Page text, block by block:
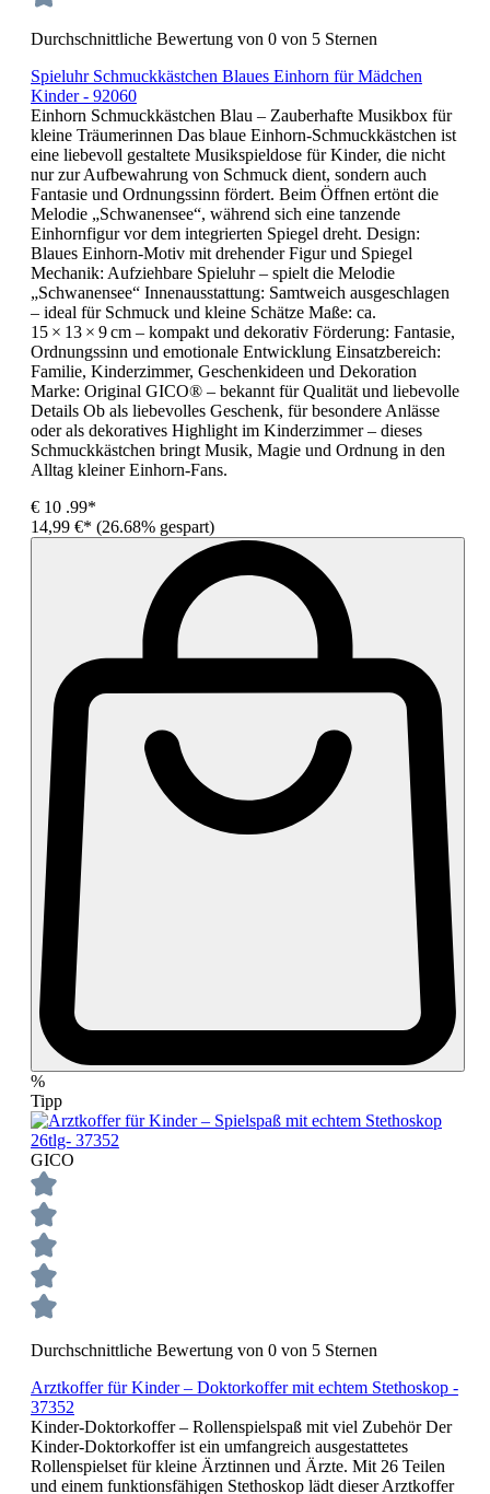
Durchschnittliche Bewertung von 0 von 5 Sternen
Spieluhr Schmuckkästchen Blaues Einhorn für Mädchen
Kinder - 92060
Einhorn Schmuckkästchen Blau – Zauberhafte Musikbox für
kleine Träumerinnen Das blaue Einhorn-Schmuckkästchen ist
eine liebevoll gestaltete Musikspieldose für Kinder, die nicht
nur zur Aufbewahrung von Schmuck dient, sondern auch
Fantasie und Ordnungssinn fördert. Beim Öffnen ertönt die
Melodie „Schwanensee“, während sich eine tanzende
Einhornfigur vor dem integrierten Spiegel dreht. Design:
Blaues Einhorn-Motiv mit drehender Figur und Spiegel
Mechanik: Aufziehbare Spieluhr – spielt die Melodie
„Schwanensee“ Innenausstattung: Samtweich ausgeschlagen
– ideal für Schmuck und kleine Schätze Maße: ca.
15 × 13 × 9 cm – kompakt und dekorativ Förderung: Fantasie,
Ordnungssinn und emotionale Entwicklung Einsatzbereich:
Familie, Kinderzimmer, Geschenkideen und Dekoration
Marke: Original GICO® – bekannt für Qualität und liebevolle
Details Ob als liebevolles Geschenk, für besondere Anlässe
oder als dekoratives Highlight im Kinderzimmer – dieses
Schmuckkästchen bringt Musik, Magie und Ordnung in den
Alltag kleiner Einhorn-Fans.
€ 10 .99*
14,99 €* (26.68% gespart)
%
Tipp
GICO
Durchschnittliche Bewertung von 0 von 5 Sternen
Arztkoffer für Kinder – Doktorkoffer mit echtem Stethoskop -
37352
Kinder-Doktorkoffer – Rollenspielspaß mit viel Zubehör Der
Kinder-Doktorkoffer ist ein umfangreich ausgestattetes
Rollenspielset für kleine Ärztinnen und Ärzte. Mit 26 Teilen
und einem funktionsfähigen Stethoskop lädt dieser Arztkoffer